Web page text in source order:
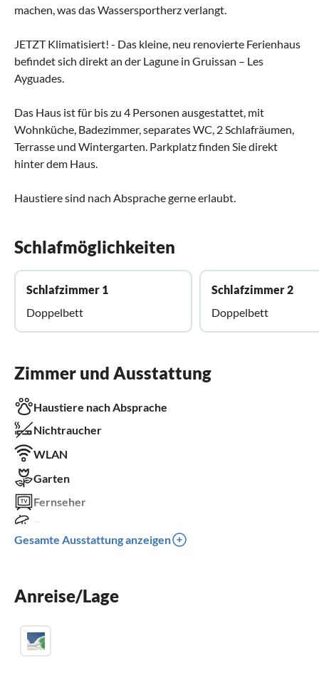
machen, was das Wassersportherz verlangt.
JETZT Klimatisiert! - Das kleine, neu renovierte Ferienhaus
befindet sich direkt an der Lagune in Gruissan – Les
Ayguades.
Das Haus ist für bis zu 4 Personen ausgestattet, mit
Wohnküche, Badezimmer, separates WC, 2 Schlafräumen,
Terrasse und Wintergarten. Parkplatz finden Sie direkt
hinter dem Haus.
Haustiere sind nach Absprache gerne erlaubt.
Schlafmöglichkeiten
Schlafzimmer 1
Doppelbett
Schlafzimmer 2
Doppelbett
Zimmer und Ausstattung
Haustiere nach Absprache
Nichtraucher
WLAN
Garten
Fernseher
Spülmaschine
Parkplatz
Gesamte Ausstattung anzeigen
Anreise/Lage